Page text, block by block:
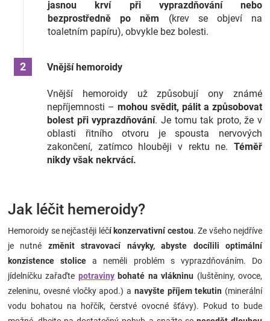
jasnou krví při vyprazdňování nebo
bezprostředně po něm (krev se objeví na
toaletním papíru), obvykle bez bolesti.
Vnější hemoroidy
Vnější hemoroidy už způsobují ony známé
nepříjemnosti – mohou svědit, pálit a způsobovat
bolest při vyprazdňování. Je tomu tak proto, že v
oblasti řitního otvoru je spousta nervových
zakončení, zatímco hlouběji v rektu ne. Téměř
nikdy však nekrvácí.
Jak léčit hemeroidy?
Hemoroidy se nejčastěji léčí konzervativní cestou. Ze všeho nejdříve
je nutné změnit stravovací návyky, abyste docílili optimální
konzistence stolice a neměli problém s vyprazdňováním. Do
jídelníčku zařaďte potravinybohaté na vlákninu (luštěniny, ovoce,
zeleninu, ovesné vločky apod.) a navyšte příjem tekutin (minerální
vodu bohatou na hořčík, čerstvé ovocné šťávy). Pokud to bude